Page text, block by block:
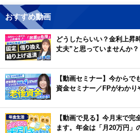
おすすめ動画
どうしたらいい？金利上昇
丈夫”と思っていませんか？
【動画セミナー】今からで
資金セミナー／FPがわかり
【動画で見る】今月末で完
ます。年金は「月20万円」